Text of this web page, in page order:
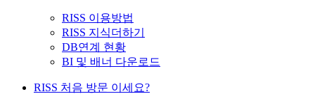
RISS 이용방법
RISS 지식더하기
DB연계 현황
BI 및 배너 다운로드
RISS 처음 방문 이세요?